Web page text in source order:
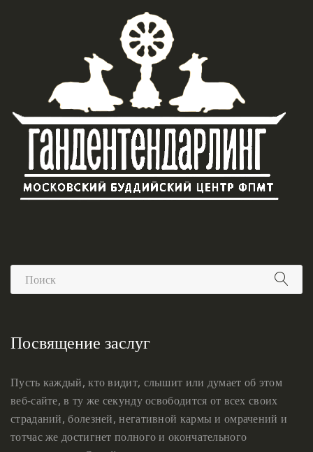
Посвящение заслуг
Пусть каждый, кто видит, слышит или думает об этом
веб-сайте, в ту же секунду освободится от всех своих
страданий, болезней, негативной кармы и омрачений и
тотчас же достигнет полного и окончательного